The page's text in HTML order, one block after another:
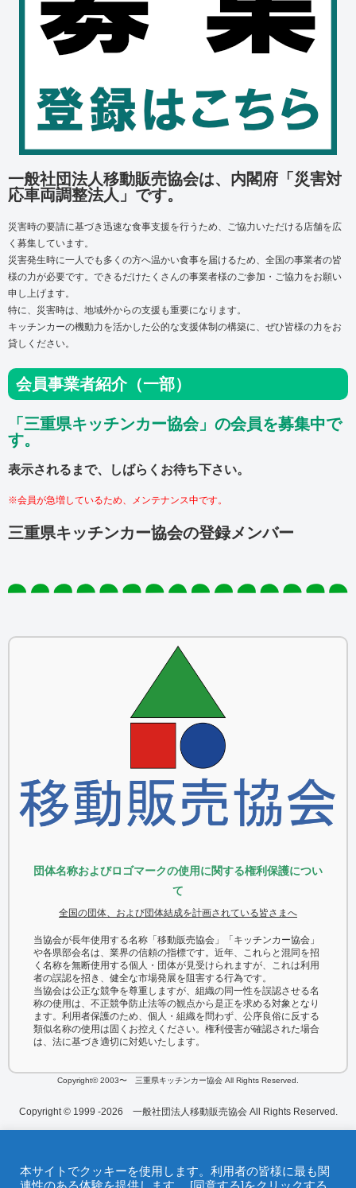
一般社団法人移動販売協会は、内閣府「災害対
応車両調整法人」です。
災害時の要請に基づき迅速な食事支援を行うため、ご協力いただける店舗を広
く募集しています。
災害発生時に一人でも多くの方へ温かい食事を届けるため、 全国の事業者の皆
様の力が必要です。 できるだけたくさんの事業者様のご参加・ご協力をお願い
申し上げます。
特に、災害時は、地域外からの支援も重要になります。
キッチンカーの機動力を活かした公的な支援体制の構築に、ぜひ皆様の力をお
貸しください。
会員事業者紹介（一部）
「三重県キッチンカー協会」の会員を募集中で
す。
表示されるまで、しばらくお待ち下さい。
※会員が急増しているため、メンテナンス中です。
三重県キッチンカー協会の登録メンバー
団体名称およびロゴマークの使用に関する権利保護につい
て
全国の団体、および団体結成を計画されている皆さまへ
当協会が長年使用する名称「移動販売協会」「キッチンカー協会」
や各県部会名は、業界の信頼の指標です。近年、これらと混同を招
く名称を無断使用する個人・団体が見受けられますが、これは利用
者の誤認を招き、健全な市場発展を阻害する行為です。
当協会は公正な競争を尊重しますが、組織の同一性を誤認させる名
称の使用は、不正競争防止法等の観点から是正を求める対象となり
ます。利用者保護のため、個人・組織を問わず、公序良俗に反する
類似名称の使用は固くお控えください。権利侵害が確認された場合
は、法に基づき適切に対処いたします。
Copyright© 2003〜 三重県キッチンカー協会 All Rights Reserved.
Copyright © 1999 -2026 一般社団法人移動販売協会 All Rights Reserved.
本サイトでクッキーを使用します。利用者の皆様に最も関